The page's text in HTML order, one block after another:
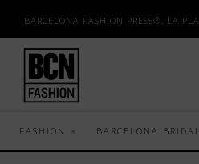
BARCELONA FASHION PRESS®, LA
FASHION BARCELONA